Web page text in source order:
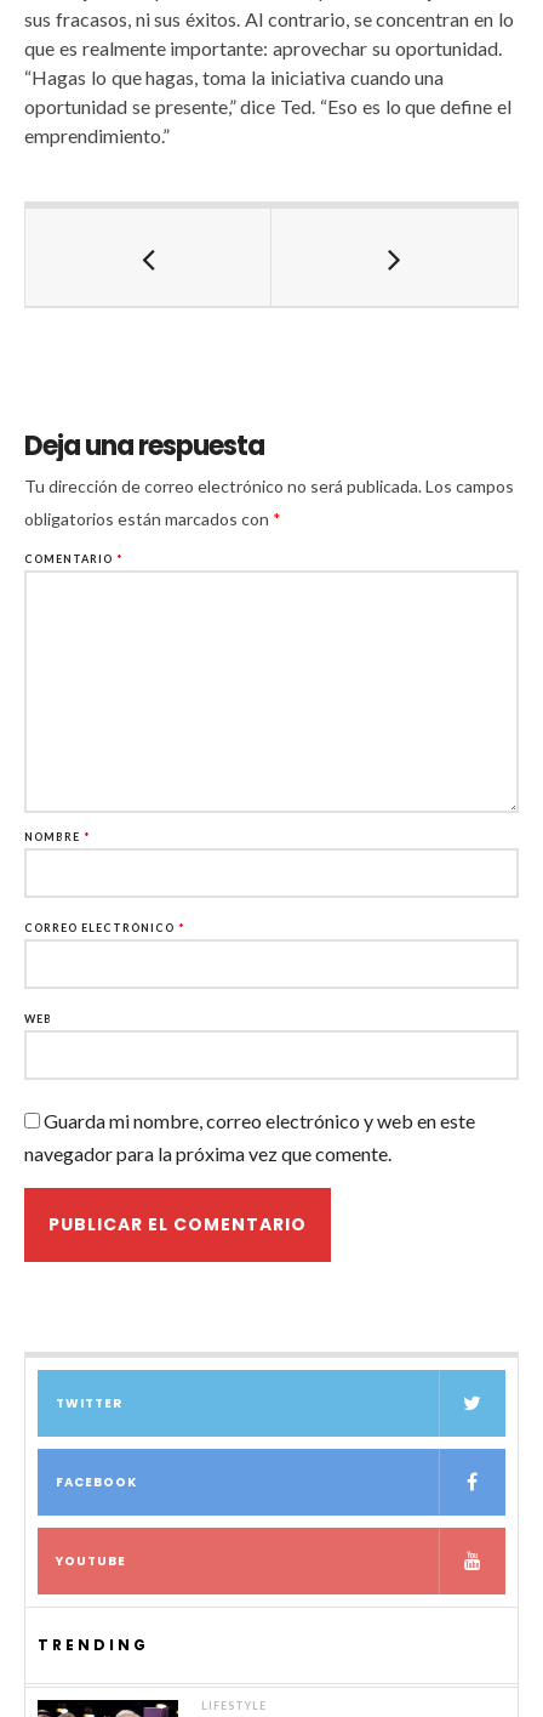
sus fracasos, ni sus éxitos. Al contrario, se concentran en lo
que es realmente importante: aprovechar su oportunidad.
“Hagas lo que hagas, toma la iniciativa cuando una
oportunidad se presente,” dice Ted. “Eso es lo que define el
emprendimiento.”
Deja una respuesta
Tu dirección de correo electrónico no será publicada.Los campos
obligatorios están marcados con *
COMENTARIO *
NOMBRE *
CORREO ELECTRÓNICO *
WEB
Guarda mi nombre, correo electrónico y web en este
navegador para la próxima vez que comente.
TWITTER
FACEBOOK
YOUTUBE
TRENDING
LIFESTYLE